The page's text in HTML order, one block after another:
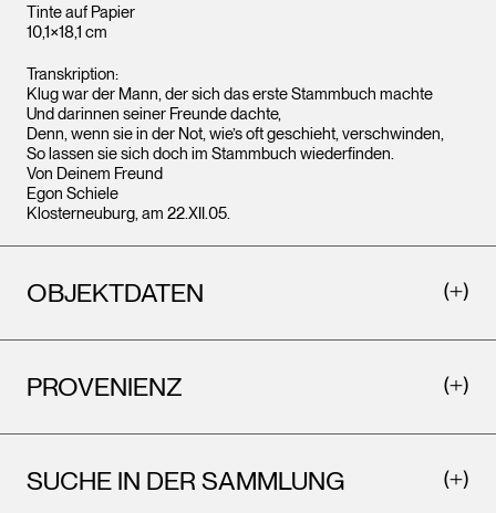
Tinte auf Papier
10,1×18,1 cm
Transkription:
Klug war der Mann, der sich das erste Stammbuch machte
Und darinnen seiner Freunde dachte,
Denn, wenn sie in der Not, wie’s oft geschieht, verschwinden,
So lassen sie sich doch im Stammbuch wiederfinden.
Von Deinem Freund
Egon Schiele
Klosterneuburg, am 22.XII.05.
OBJEKTDATEN
PROVENIENZ
SUCHE IN DER SAMMLUNG